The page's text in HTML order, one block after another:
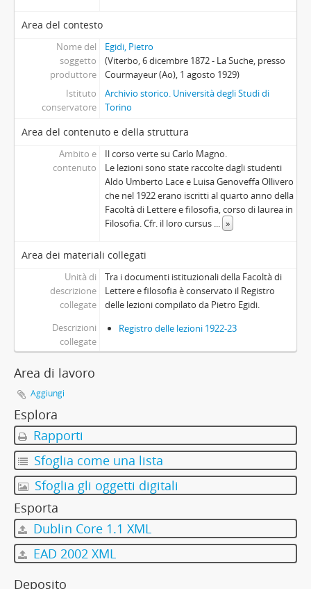
Area del contesto
Nome del
soggetto
produttore
Egidi, Pietro
(Viterbo, 6 dicembre 1872 - La Suche, presso
Courmayeur (Ao), 1 agosto 1929)
Istituto
conservatore
Archivio storico. Università degli Studi di
Torino
Area del contenuto e della struttura
Ambito e
contenuto
Il corso verte su Carlo Magno.
Le lezioni sono state raccolte dagli studenti
Aldo Umberto Lace e Luisa Genoveffa Ollivero
che nel 1922 erano iscritti al quarto anno della
Facoltà di Lettere e filosofia, corso di laurea in
Filosofia. Cfr. il loro cursus ... »
Area dei materiali collegati
Unità di
descrizione
collegate
Tra i documenti istituzionali della Facoltà di
Lettere e filosofia è conservato il Registro
delle lezioni compilato da Pietro Egidi.
Descrizioni
collegate
Registro delle lezioni 1922-23
Area di lavoro
Aggiungi
Esplora
Rapporti
Sfoglia come una lista
Sfoglia gli oggetti digitali
Esporta
Dublin Core 1.1 XML
EAD 2002 XML
Deposito